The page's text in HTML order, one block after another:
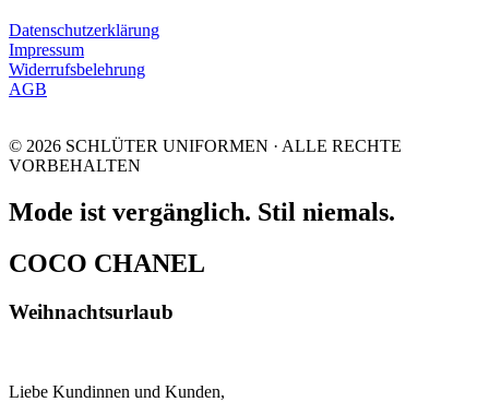
Datenschutzerklärung
Impressum
Widerrufsbelehrung
AGB
© 2026 SCHLÜTER UNIFORMEN · ALLE RECHTE
VORBEHALTEN
Mode ist vergänglich. Stil niemals.
COCO CHANEL
Weihnachtsurlaub
Liebe Kundinnen und Kunden,